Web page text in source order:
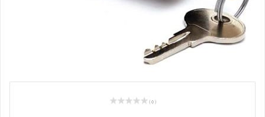
( 0 )